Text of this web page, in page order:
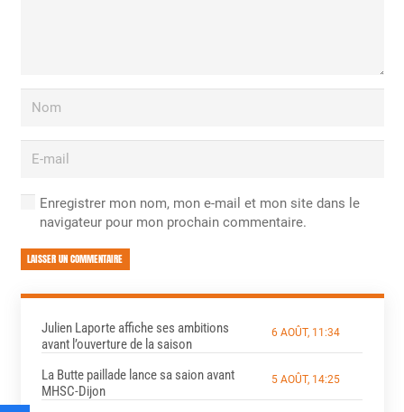
Enregistrer mon nom, mon e-mail et mon site dans le
navigateur pour mon prochain commentaire.
LAISSER UN COMMENTAIRE
Julien Laporte affiche ses ambitions
avant l’ouverture de la saison
6 AOÛT, 11:34
La Butte paillade lance sa saion avant
MHSC-Dijon
5 AOÛT, 14:25